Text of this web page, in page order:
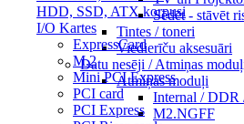
HDD, SSD, ATX korpusi
I/O Kartes
ExpressCard
M.2
Mini PCI Express
PCI card
PCI Express
Sēdēt - stāvēt
Tintes / toneri
Viedierīču aksesuāri
Datu nesēji / Atmiņas
Atmiņas moduļi
Internal / DDR
M2.NGFF